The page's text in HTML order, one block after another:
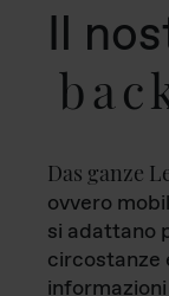
Il
Das ganze
ovvero
si adattano
circostanze